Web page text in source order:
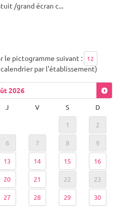
/grand écran c...
le pictogramme suivant : 12
par l'établissement)
2026
J V S D
1 2
6 7 8 9
13 14 15 16
20 21 22 23
27 28 29 30